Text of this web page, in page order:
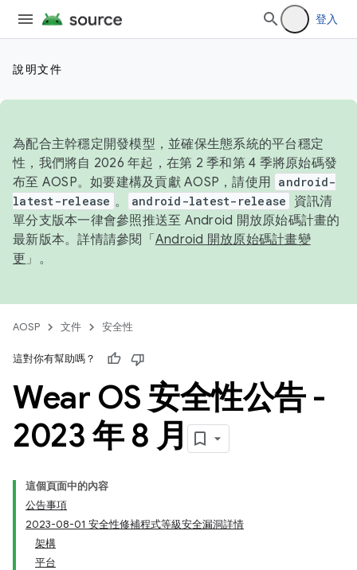
登入
說明文件
為配合主幹穩定開發模型，並確保生態系統的平台穩定
性，我們將自 2026 年起，在第 2 季和第 4 季將原始碼發
布至 AOSP。如要建構及貢獻 AOSP，請使用 android-
latest-release 。 android-latest-release
資訊清
單分支版本一律會參照推送至 Android 開放原始碼計畫的
最新版本。詳情請參閱「 Android 開放原始碼計畫變
更 」。
AOSP 文件 安全性
這對你有幫助嗎？
Wear OS 安全性公告 -
2023 年 8 月
這個頁面中的內容
公告事項
2023-08-01 安全性修補程式等級安全漏洞詳情
架構
平台